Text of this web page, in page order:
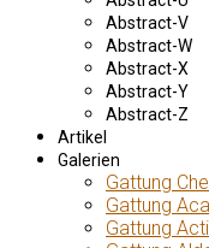
Abstract-V
Abstract-W
Abstract-X
Abstract-Y
Abstract-Z
Artikel
Galerien
Gattung
Gattung
Gattung